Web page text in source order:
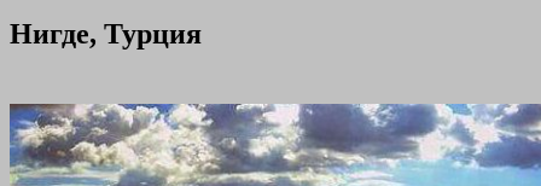
Нигде, Турция